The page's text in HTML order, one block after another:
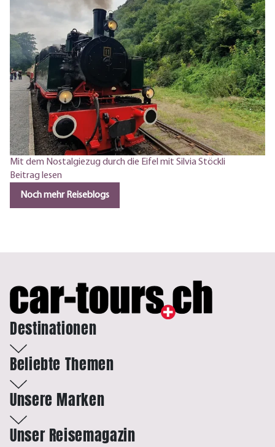
Mit dem Nostalgiezug durch die Eifel mit Silvia Stöckli
Beitrag lesen
Noch mehr Reiseblogs
Destinationen
Beliebte Themen
Unsere Marken
Unser Reisemagazin